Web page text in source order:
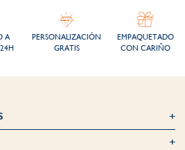
A
PERSONALIZACIÓN
GRATIS
EMPAQUETADO
CON CARIÑO